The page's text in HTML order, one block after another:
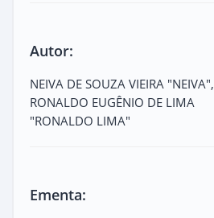
Autor:
NEIVA DE SOUZA VIEIRA "NEIVA",
RONALDO EUGÊNIO DE LIMA
"RONALDO LIMA"
Ementa: